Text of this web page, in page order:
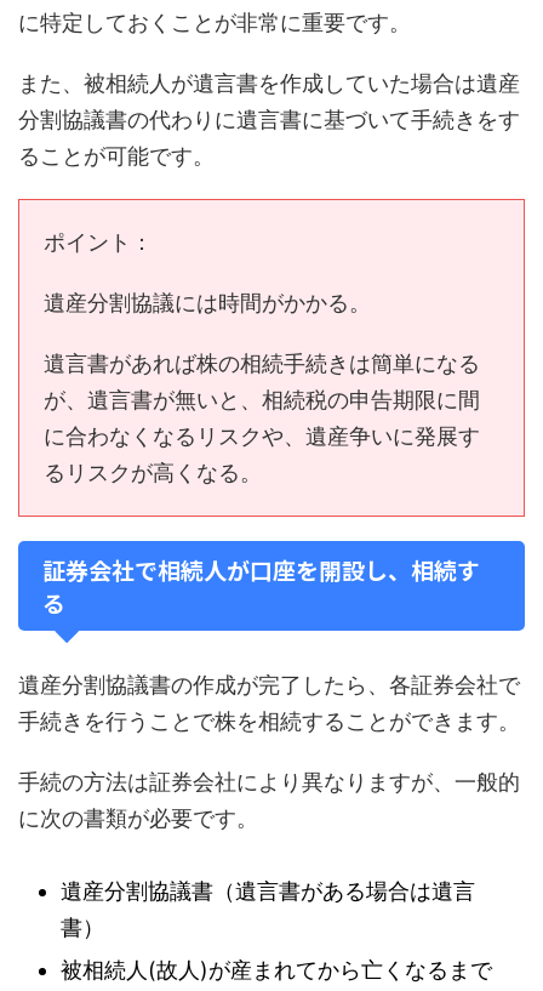
に特定しておくことが非常に重要です。
また、被相続人が遺言書を作成していた場合は遺産
分割協議書の代わりに遺言書に基づいて手続きをす
ることが可能です。
ポイント：
遺産分割協議には時間がかかる。
遺言書があれば株の相続手続きは簡単になる
が、遺言書が無いと、相続税の申告期限に間
に合わなくなるリスクや、遺産争いに発展す
るリスクが高くなる。
証券会社で相続人が口座を開設し、相続す
る
遺産分割協議書の作成が完了したら、各証券会社で
手続きを行うことで株を相続することができます。
手続の方法は証券会社により異なりますが、一般的
に次の書類が必要です。
遺産分割協議書（遺言書がある場合は遺言
書）
被相続人(故人)が産まれてから亡くなるまで